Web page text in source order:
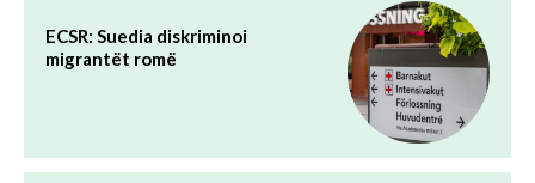
ECSR: Suedia diskriminoi
migrantët romë